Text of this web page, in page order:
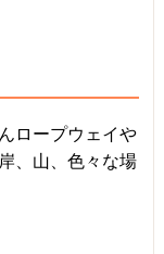
ロープウェイや
、山、色々な場